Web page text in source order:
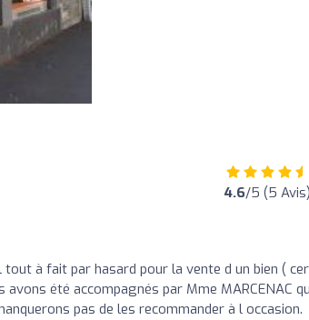
4.6/5 (5 Avis)
à fait par hasard pour la vente d un bien (
été accompagnés par Mme MARCENAC
pas de les recommander à l occasion.